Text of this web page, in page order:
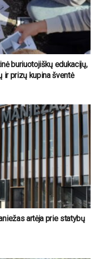
buriuotojiškų edukacijų,
ir prizų kupina šventė
artėja prie statybų